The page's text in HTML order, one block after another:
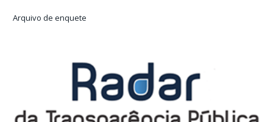
Arquivo de enquete